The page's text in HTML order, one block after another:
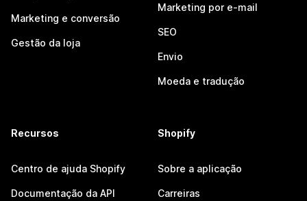
Marketing e conversão
Gestão da loja
Marketing por e-mail
SEO
Envio
Moeda e tradução
Recursos
Centro de ajuda Shopify
Documentação da API
Shopify
Sobre a aplicação
Carreiras